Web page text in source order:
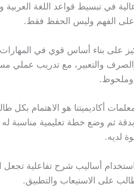
في تبسيط قواعد اللغة
الفهم وليس الحفظ فقط.
على بناء أساس قوي في المهارات
والتعبير، مع تدريب
أكاديميتنا هو الاهتمام
ثم وضع خطة تعليمية مناسبة
لديه.
أساليب شرح تفاعلية
على الاستيعاب والتطبيق.